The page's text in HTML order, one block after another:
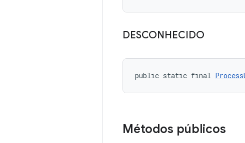
DESCONHECIDO
public static final
Métodos públicos